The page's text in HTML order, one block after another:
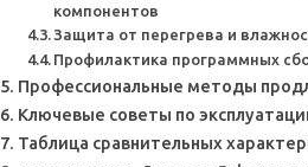
компонентов
Защита от перегрева и
Профилактика программных
Профессиональные методы
Ключевые советы по
Таблица сравнительных